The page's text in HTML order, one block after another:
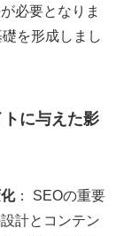
必要となりま
を形成しまし
に与えた影
： SEOの重要
計とコンテン